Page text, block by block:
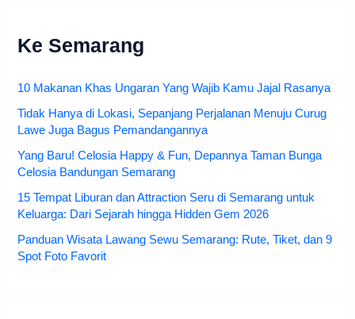
Ke Semarang
10 Makanan Khas Ungaran Yang Wajib Kamu Jajal Rasanya
Tidak Hanya di Lokasi, Sepanjang Perjalanan Menuju Curug
Lawe Juga Bagus Pemandangannya
Yang Baru! Celosia Happy & Fun, Depannya Taman Bunga
Celosia Bandungan Semarang
15 Tempat Liburan dan Attraction Seru di Semarang untuk
Keluarga: Dari Sejarah hingga Hidden Gem 2026
Panduan Wisata Lawang Sewu Semarang: Rute, Tiket, dan 9
Spot Foto Favorit